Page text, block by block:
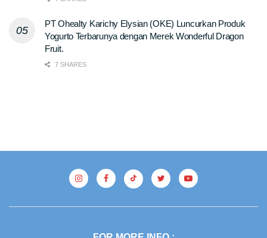
PT Ohealty Karichy Elysian (OKE) Luncurkan Produk
Yogurto Terbarunya dengan Merek Wonderful Dragon
Fruit.
7 SHARES